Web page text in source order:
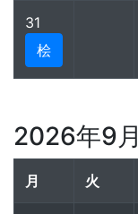
31
桧
2026年9月
月 火